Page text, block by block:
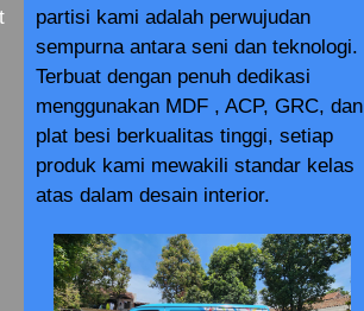
partisi kami adalah perwujudan
sempurna antara seni dan teknologi.
Terbuat dengan penuh dedikasi
menggunakan MDF , ACP, GRC, dan
plat besi berkualitas tinggi, setiap
produk kami mewakili standar kelas
atas dalam desain interior.